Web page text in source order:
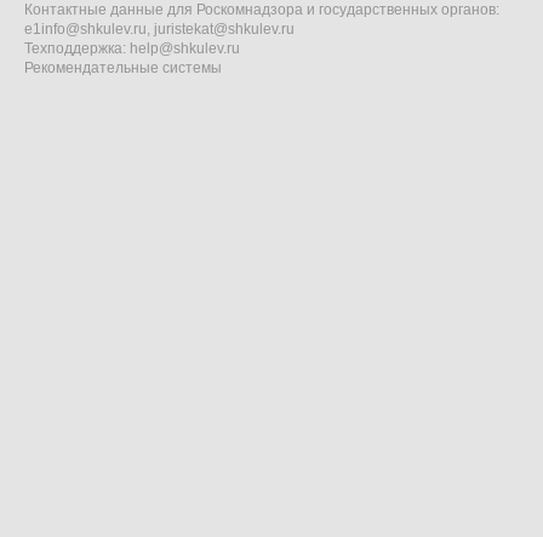
Контактные данные для Роскомнадзора и государственных органов:
e1info@shkulev.ru, juristekat@shkulev.ru
Техподдержка: help@shkulev.ru
Рекомендательные системы